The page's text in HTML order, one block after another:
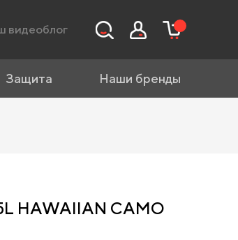
видеоблог
Защита Наши бренды
HAWAIIAN CAMO